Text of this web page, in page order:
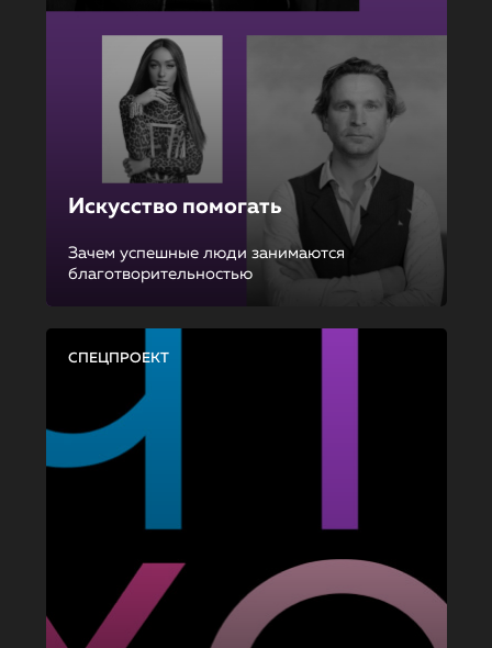
Искусство помогать
Зачем успешные люди занимаются
благотворительностью
СПЕЦПРОЕКТ